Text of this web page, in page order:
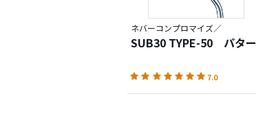
ネバーコンプロマイズ／
SUB30 TYPE-50 パター
7.0